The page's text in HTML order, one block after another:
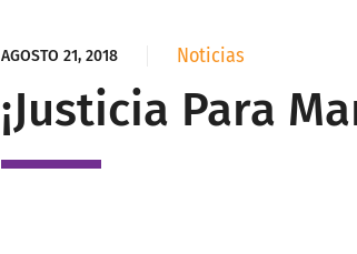
AGOSTO 21, 2018 Noticias
¡Justicia Para